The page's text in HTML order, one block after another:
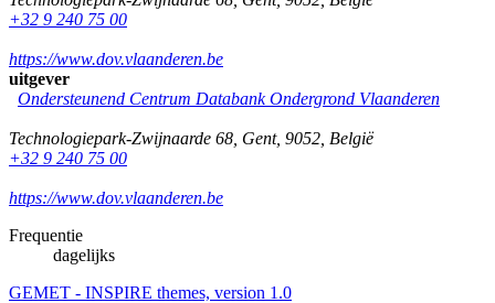
+32 9 240 75 00
https://www.dov.vlaanderen.be
uitgever
Ondersteunend Centrum Databank Ondergrond Vlaanderen
Technologiepark-Zwijnaarde 68 Gent, 9052 België
+32 9 240 75 00
https://www.dov.vlaanderen.be
Frequentie
dagelijks
GEMET - INSPIRE themes, version 1.0